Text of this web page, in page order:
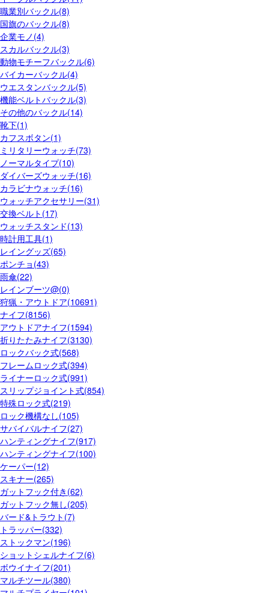
職業別バックル(8)
国旗のバックル(8)
企業モノ(4)
スカルバックル(3)
動物モチーフバックル(6)
バイカーバックル(4)
ウエスタンバックル(5)
機能ベルトバックル(3)
その他のバックル(14)
靴下(1)
カフスボタン(1)
ミリタリーウォッチ(73)
ノーマルタイプ(10)
ダイバーズウォッチ(16)
カラビナウォッチ(16)
ウォッチアクセサリー(31)
交換ベルト(17)
ウォッチスタンド(13)
時計用工具(1)
レイングッズ(65)
ポンチョ(43)
雨傘(22)
レインブーツ@(0)
狩猟・アウトドア(10691)
ナイフ(8156)
アウトドアナイフ(1594)
折りたたみナイフ(3130)
ロックバック式(568)
フレームロック式(394)
ライナーロック式(991)
スリップジョイント式(854)
特殊ロック式(219)
ロック機構なし(105)
サバイバルナイフ(27)
ハンティングナイフ(917)
ハンティングナイフ(100)
ケーパー(12)
スキナー(265)
ガットフック付き(62)
ガットフック無し(205)
バード&トラウト(7)
トラッパー(332)
ストックマン(196)
ショットシェルナイフ(6)
ボウイナイフ(201)
マルチツール(380)